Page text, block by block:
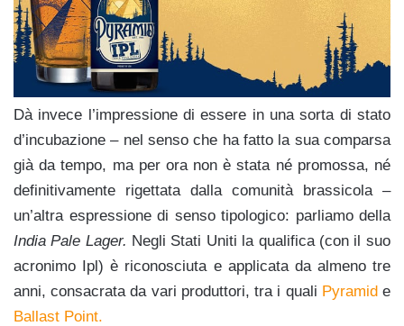
Dà invece l’impressione di essere in unasorta di stato
d’incubazione – nel senso che ha fatto la sua comparsa
già da tempo, ma per ora non è stata né promossa, né
definitivamente rigettata dalla comunità brassicola –
un’altra espressione di senso tipologico: parliamo della
India Pale Lager. Negli Stati Uniti la qualifica (con il suo
acronimo Ipl) è riconosciuta e applicata da almeno tre
anni, consacrata da vari produttori, tra i quali Pyramide
Ballast Point.